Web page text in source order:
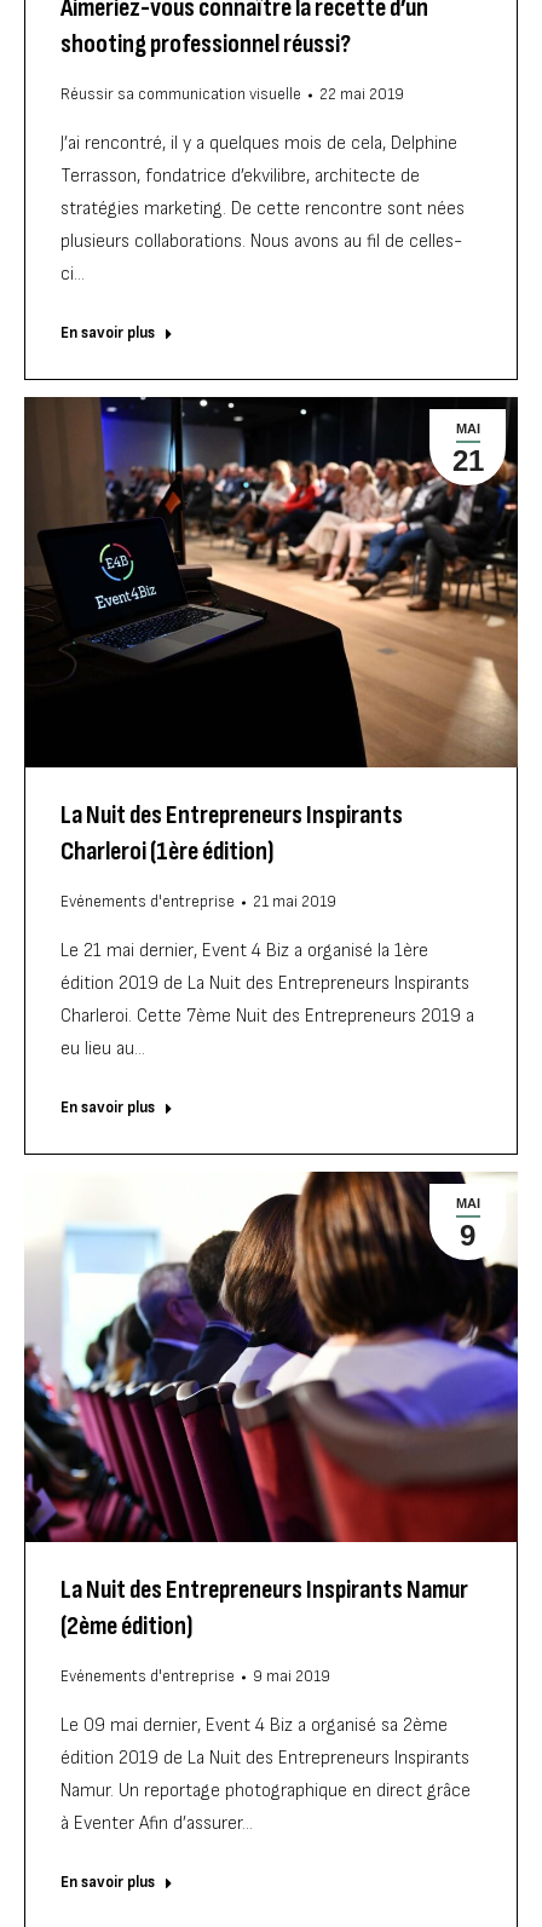
Aimeriez-vous connaître la recette d’un
shooting professionnel réussi?
Réussir sa communication visuelle 22 mai 2019
J’ai rencontré, il y a quelques mois de cela, Delphine
Terrasson, fondatrice d’ekvilibre, architecte de
stratégies marketing. De cette rencontre sont nées
plusieurs collaborations. Nous avons au fil de celles-
ci…
En savoir plus
MAI
21
La Nuit des Entrepreneurs Inspirants
Charleroi (1ère édition)
Evénements d'entreprise 21 mai 2019
Le 21 mai dernier, Event 4 Biz a organisé la 1ère
édition 2019 de La Nuit des Entrepreneurs Inspirants
Charleroi. Cette 7ème Nuit des Entrepreneurs 2019 a
eu lieu au…
En savoir plus
MAI
9
La Nuit des Entrepreneurs Inspirants Namur
(2ème édition)
Evénements d'entreprise 9 mai 2019
Le 09 mai dernier, Event 4 Biz a organisé sa 2ème
édition 2019 de La Nuit des Entrepreneurs Inspirants
Namur. Un reportage photographique en direct grâce
à Eventer Afin d’assurer…
En savoir plus